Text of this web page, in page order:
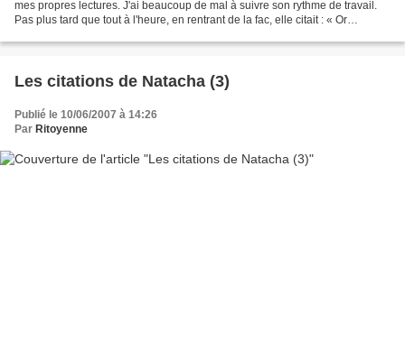
mes propres lectures. J'ai beaucoup de mal à suivre son rythme de travail.
Pas plus tard que tout à l'heure, en rentrant de la fac, elle citait : « Or
Les citations de Natacha (3)
Publié le 10/06/2007 à 14:26
Par Ritoyenne